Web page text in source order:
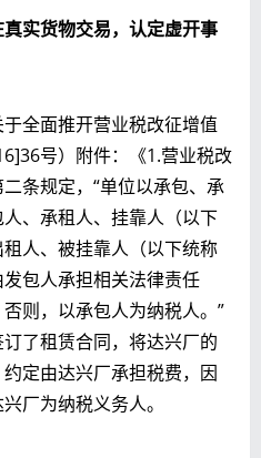
真实货物交易，认定虚开事
全面推开营业税改征增值
号）附件：《1.营业税改
条规定，“单位以承包、承
、承租人、挂靠人（以下
人、被挂靠人（以下统称
包人承担相关法律责任
则，以承包人为纳税人。”
了租赁合同，将达兴厂的
定由达兴厂承担税费，因
厂为纳税义务人。